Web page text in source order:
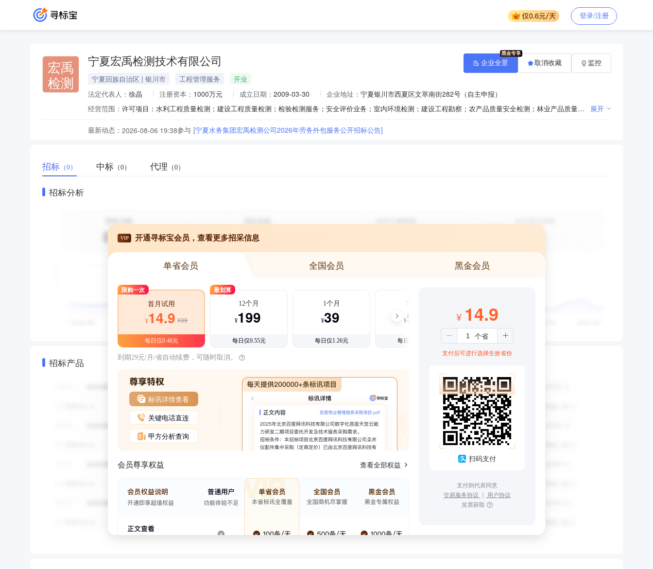
登录/注册
宏禹
检测
宁夏宏禹检测技术有限公司
宁夏回族自治区 | 银川市 工程管理服务
开业
法定代表人： 徐晶 注册资本： 1000万元 成立日期： 2009-03-30 企业地址： 宁夏银川市西夏区文萃南街282号（自主申报）
经营范围：
许可项目：水利工程质量检测；建设工程质量检测；检验检测服务；安全评价业务；室内环境检测；建设工程勘察；农产品质量安全检测；林业产品质量检验检测；供暖服务；电气安装服务。（依法须经批准的项目，经相关部门批准后方可开展经营活动，具体经营项目以相关部门批准文件或许可证件为准）一般项目：技术服务、技术开发、技术咨询、技术交流、技术转让、技术推广；工程造价咨询业务；新材料技术推广服务；环境保护监测；安全咨询服务；政府采购代理服务；水利相关咨询服务；承接档案服务外包；招投标代理服务；工程和技术研究和试验发展；工程管理服务；生态资源监测；工业互联网数据服务；节能管理服务；信息技术咨询服务；信息咨询服务（不含许可类信息咨询服务）；信息系统运行维护服务；噪声与振动控制服务；软件开发；认证咨询。（除依法须经批准的项目外，凭营业执照依法自主开展经营活动） 展开
最新动态： 2026-08-06 19:38参与 [宁夏水务集团宏禹检测公司2026年劳务外包服务公开招标公告]
企业全景 取消收藏 监控
招标 （0） 中标 （0） 代理 （0）
招标分析
招标产品
VIP 开通寻标宝会员，查看更多招采信息
单省会员 全国会员 黑金会员
限购一次
首月试用
¥14.9 ¥39
每日仅0.48元
最划算
12个月
¥199
每日仅0.55元
1个月
¥39
每日仅1.26元
3个月
¥99
每日仅1.08元
到期29元/月/省自动续费，可随时取消。
标讯详情查看
关键电话直连
甲方分析查询
会员尊享权益 查看全部权益
¥ 14.9
支付后可进行选择生效省份
扫码支付
支付则代表同意
交易服务协议 ｜ 用户协议
发票获取